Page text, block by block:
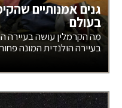
גנים אמנותיים
בעולם
מה הקרמלין עושה
בעיירה הולנדית המונה פחות מ-